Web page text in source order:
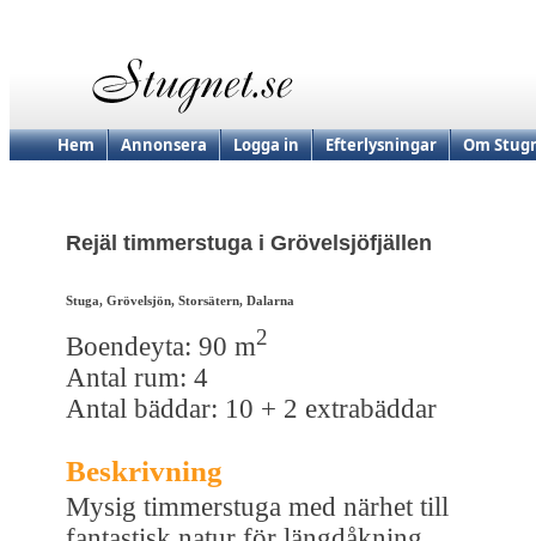
Hem Annonsera Logga in Efterlysningar Om
Rejäl timmerstuga i Grövelsjöfjällen
Stuga, Grövelsjön, Storsätern, Dalarna
Boendeyta: 90 m2
Antal rum: 4
Antal bäddar: 10 + 2 extrabäddar
Beskrivning
Mysig timmerstuga med närhet till